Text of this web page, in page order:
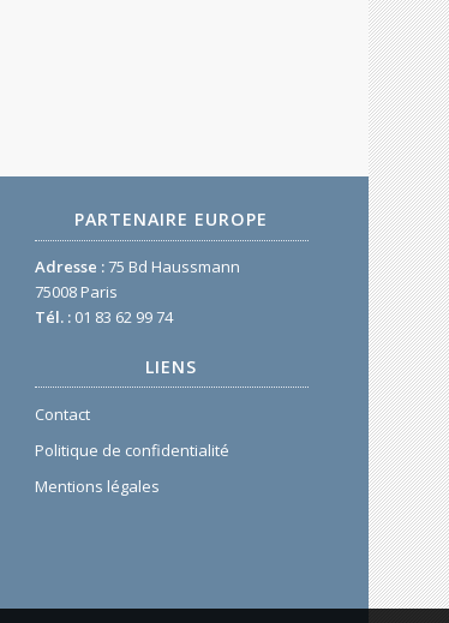
PARTENAIRE EUROPE
Adresse :75 Bd Haussmann
75008 Paris
Tél. : 01 83 62 99 74
LIENS
Contact
Politique de confidentialité
Mentions légales